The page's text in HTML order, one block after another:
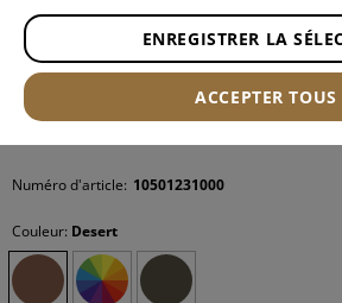
Numéro d'article: 10501231000
Couleur: Desert
ENREGISTRER LA
ACCEPTER TOUS